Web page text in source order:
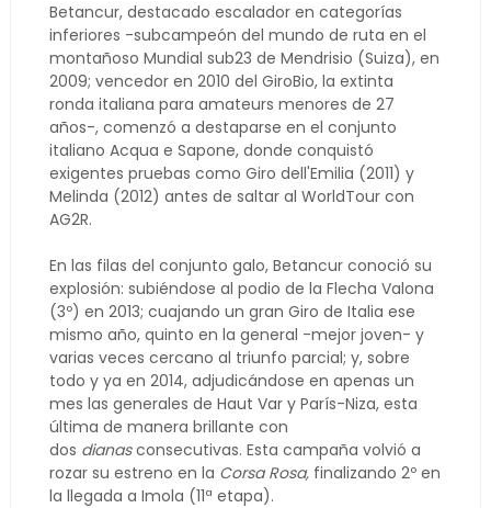
Betancur, destacado escalador en categorías
inferiores -subcampeón del mundo de ruta en el
montañoso Mundial sub23 de Mendrisio (Suiza), en
2009; vencedor en 2010 del GiroBio, la extinta
ronda italiana para amateurs menores de 27
años-, comenzó a destaparse en el conjunto
italiano Acqua e Sapone, donde conquistó
exigentes pruebas como Giro dell'Emilia (2011) y
Melinda (2012) antes de saltar al WorldTour con
AG2R.
En las filas del conjunto galo, Betancur conoció su
explosión: subiéndose al podio de la Flecha Valona
(3º) en 2013; cuajando un gran Giro de Italia ese
mismo año, quinto en la general -mejor joven- y
varias veces cercano al triunfo parcial; y, sobre
todo y ya en 2014, adjudicándose en apenas un
mes las generales de Haut Var y París-Niza, esta
última de manera brillante con
dos dianasconsecutivas. Esta campaña volvió a
rozar su estreno en la Corsa Rosa, finalizando 2º en
la llegada a Imola (11ª etapa).